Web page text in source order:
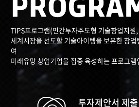
TIPS프로그램(민간투자주도형 기술창업지원
세계시장을 선도할 기술아이템을 보유한 창
여
미래유망 창업기업을 집중 육성하는 프로그램
투자제안서 제출